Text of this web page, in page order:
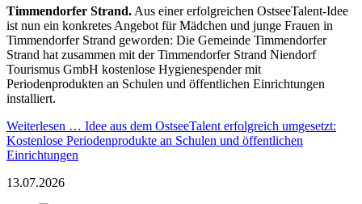
Timmendorfer Strand. Aus einer erfolgreichen OstseeTalent-Idee
ist nun ein konkretes Angebot für Mädchen und junge Frauen in
Timmendorfer Strand geworden: Die Gemeinde Timmendorfer
Strand hat zusammen mit der Timmendorfer Strand Niendorf
Tourismus GmbH kostenlose Hygienespender mit
Periodenprodukten an Schulen und öffentlichen Einrichtungen
installiert.
Weiterlesen … Idee aus dem OstseeTalent erfolgreich umgesetzt:
Kostenlose Periodenprodukte an Schulen und öffentlichen
Einrichtungen
13.07.2026